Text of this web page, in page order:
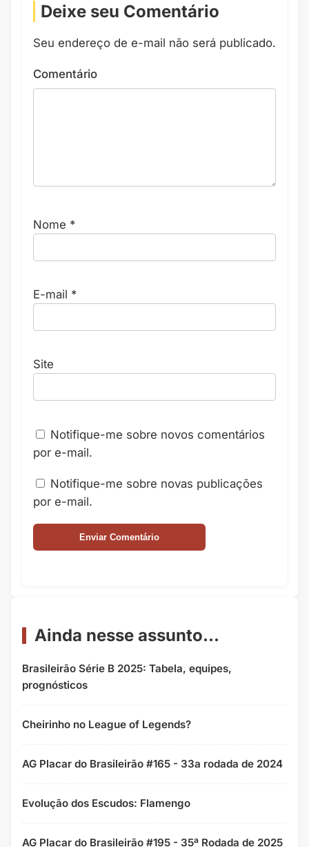
Deixe seu Comentário
Seu endereço de e-mail não será publicado.
Comentário
Nome *
E-mail *
Site
Notifique-me sobre novos comentários
por e-mail.
Notifique-me sobre novas publicações
por e-mail.
Ainda nesse assunto...
Brasileirão Série B 2025: Tabela, equipes,
prognósticos
Cheirinho no League of Legends?
AG Placar do Brasileirão #165 - 33a rodada de 2024
Evolução dos Escudos: Flamengo
AG Placar do Brasileirão #195 - 35ª Rodada de 2025